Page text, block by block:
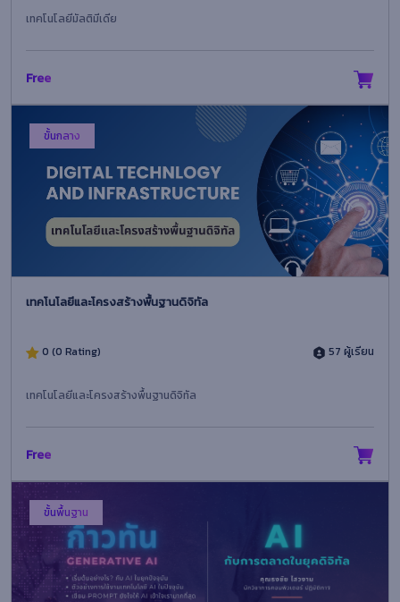
เทคโนโลยีมัลติมีเดีย
Free
ขั้นกลาง
เทคโนโลยีและโครงสร้างพื้นฐานดิจิทัล
0 (0 Rating) 57 ผู้เรียน
เทคโนโลยีและโครงสร้างพื้นฐานดิจิทัล
Free
ขั้นพื้นฐาน